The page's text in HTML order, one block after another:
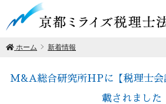
ホーム 新着情報
M&A総合研究所HPに【税理士会
載されました